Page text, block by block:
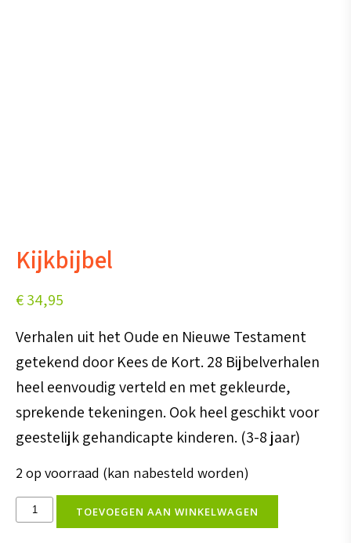
Kijkbijbel
€34,95
Verhalen uit het Oude en Nieuwe Testament
getekend door Kees de Kort. 28 Bijbelverhalen
heel eenvoudig verteld en met gekleurde,
sprekende tekeningen. Ook heel geschikt voor
geestelijk gehandicapte kinderen. (3-8 jaar)
2 op voorraad (kan nabesteld worden)
Kijkbijbel
aantal
TOEVOEGEN AAN WINKELWAGEN